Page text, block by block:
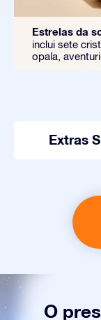
Estrelas da
inclui sete
opala,
Extras
O